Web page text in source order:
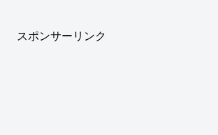
スポンサーリンク